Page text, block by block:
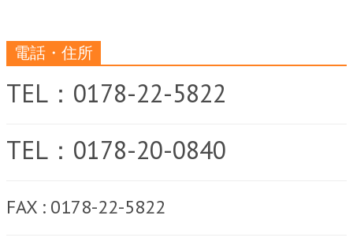
電話・住所
TEL：0178-22-5822
TEL：0178-20-0840
FAX : 0178-22-5822